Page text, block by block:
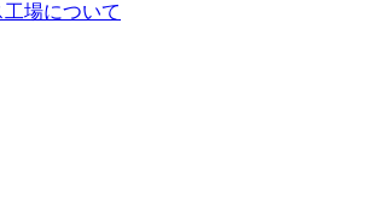
場について